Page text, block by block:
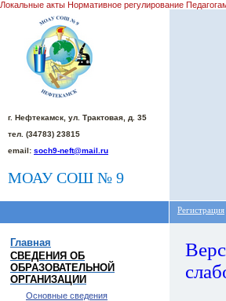
Локальные акты Нормативное регулирование
г. Нефтекамск, ул. Трактовая, д. 35
тел. (34783) 23815
email: soch9-neft@mail.ru
МОАУ СОШ № 9
Регистрация
Главная
СВЕДЕНИЯ ОБ
ОБРАЗОВАТЕЛЬНОЙ
ОРГАНИЗАЦИИ
Основные сведения